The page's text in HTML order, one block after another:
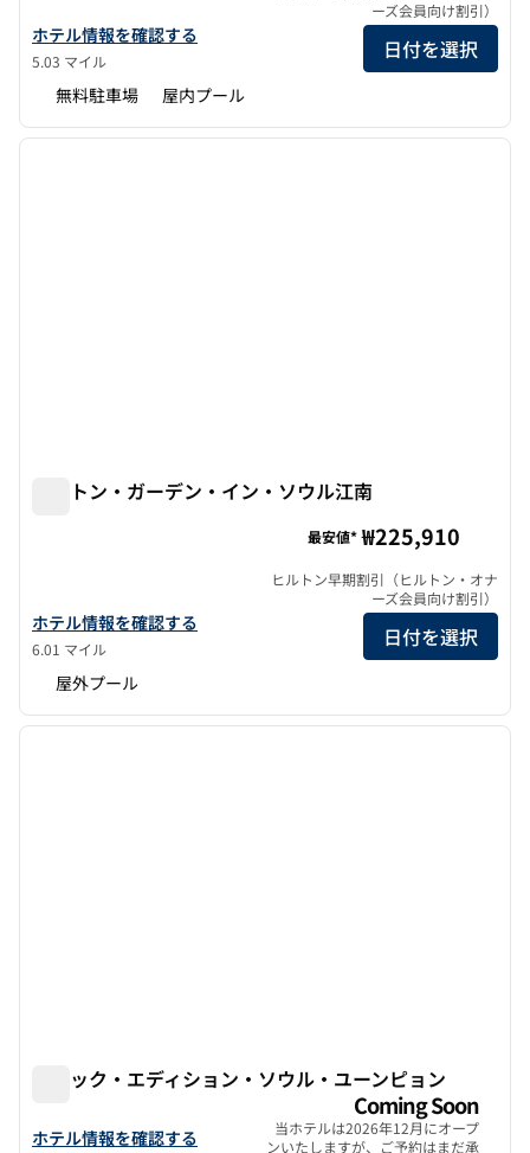
コンラッド・ソウルのホテルの詳細を表示
ホテル情報を確認する
5.03 マイル
ーズ会員向け割引）
日付を選択
無料駐車場 屋内プール
1/12
1/12
次の
ヒルトン・ガーデン・イン・ソウル江南
ヒルトン・ガーデン・イン・ソウル江南の詳細を見る
ホテル情報を確認する
6.01 マイル
最安値* ₩225,910
ヒルトン早期割引（ヒルトン・オナ
ーズ会員向け割引）
日付を選択
屋外プール
1/12
1/12
次の
アヌック・エディション・ソウル・ユーンピョン
アヌック・エディション・ソウル・ユーンピョン
Anook Edition Seoul Eunpyeongのホテルの詳細を見る
ホテル情報を確認する
Coming Soon
当ホテルは2026年12月にオープ
ンいたしますが、ご予約はまだ承